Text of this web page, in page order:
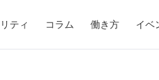
ティ コラム 働き方 イベ